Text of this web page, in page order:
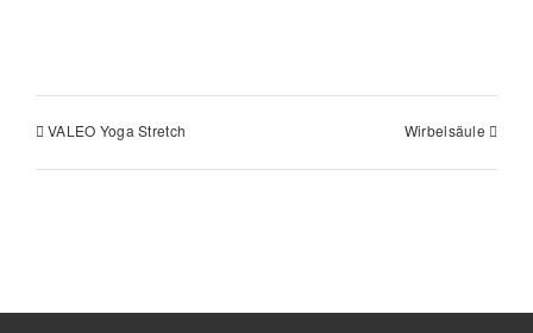
VALEO Yoga Stretch Wirbelsäule